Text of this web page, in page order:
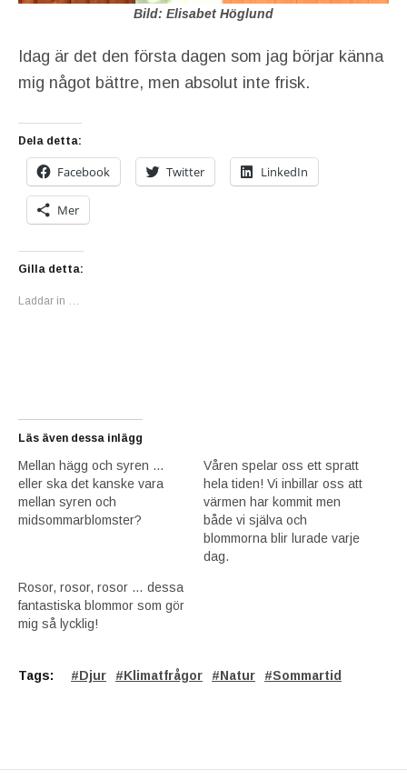
Bild: Elisabet Höglund
Idag är det den första dagen som jag börjar känna
mig något bättre, men absolut inte frisk.
Dela detta:
Facebook Twitter LinkedIn
Mer
Gilla detta:
Laddar in …
Läs även dessa inlägg
Mellan hägg och syren …
eller ska det kanske vara
mellan syren och
midsommarblomster?
Våren spelar oss ett spratt
hela tiden! Vi inbillar oss att
värmen har kommit men
både vi själva och
blommorna blir lurade varje
dag.
Rosor, rosor, rosor … dessa
fantastiska blommor som gör
mig så lycklig!
Tags: Djur Klimatfrågor Natur Sommartid